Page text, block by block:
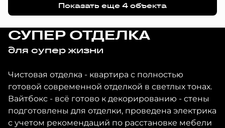
Показать еще 4 объектa
СУПЕР ОТДЕЛКА
для супер жизни
Чистовая отделка - квартира с полностью
готовой современной отделкой в светлых тонах.
Вайтбокс - всё готово к декорированию - стены
подготовлены для отделки, проведена электрика
с учетом рекомендаций по расстановке мебели